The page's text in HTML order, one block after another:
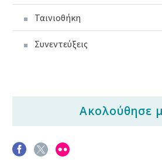
Ταινιοθήκη
Συνεντεύξεις
Ακολούθησε